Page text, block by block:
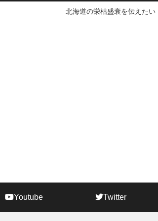
北海道の栄枯盛衰を伝えたい
Youtube Twitter